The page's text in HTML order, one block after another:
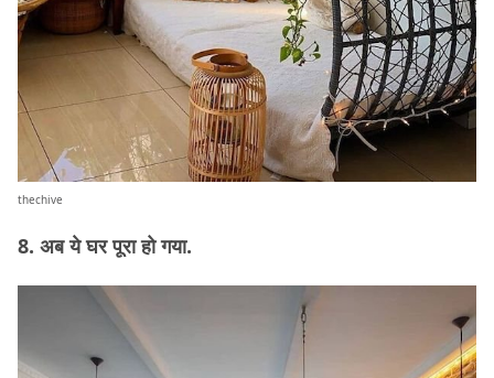
thechive
8. अब ये घर पूरा हो गया.